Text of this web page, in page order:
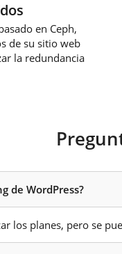
en Ceph,
de su sitio web
la redundancia
de WordPress?
los planes, pero se